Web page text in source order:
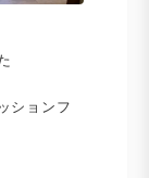
ションフ